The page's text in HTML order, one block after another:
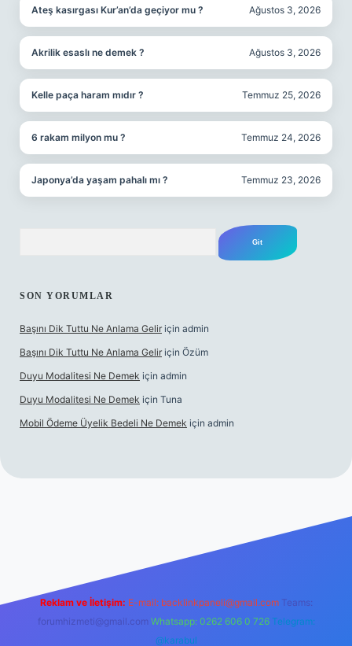
Ateş kasırgası Kur’an’da geçiyor mu ? Ağustos 3, 2026
Akrilik esaslı ne demek ? Ağustos 3, 2026
Kelle paça haram mıdır ? Temmuz 25, 2026
6 rakam milyon mu ? Temmuz 24, 2026
Japonya’da yaşam pahalı mı ? Temmuz 23, 2026
SON YORUMLAR
Başını Dik Tuttu Ne Anlama Gelir için admin
Başını Dik Tuttu Ne Anlama Gelir için Özüm
Duyu Modalitesi Ne Demek için admin
Duyu Modalitesi Ne Demek için Tuna
Mobil Ödeme Üyelik Bedeli Ne Demek için admin
Reklam ve İletişim: E-mail: backlinkpaneli@gmail.com Teams:
forumhizmeti@gmail.com Whatsapp: 0262 606 0 726 Telegram:
@karabul